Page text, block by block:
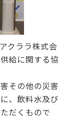
クララ株式会
給に関する協
その他の災害
、飲料水及び
だくもので